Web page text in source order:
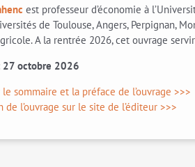
est professeur d’économie à
de Toulouse, Angers, Perpignan,
A la rentrée 2026, cet ouvrage
27 octobre 2026
sommaire et la préface de l’ouvrage >>>
de l’ouvrage sur le site de l’éditeur >>>